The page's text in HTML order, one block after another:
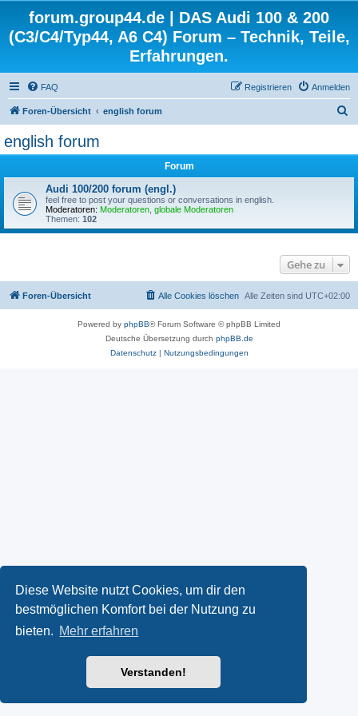
Diese Website nutzt Cookies, um dir den
bestmöglichen Komfort bei der Nutzung zu
bieten. Mehr erfahren
Verstanden!
forum.group44.de | DAS Audi 100 & 200
(C3/C4/Typ44, A6 C4) Forum – Technik, Teile,
Erfahrungen.
FAQ Anmelden
Registrieren
Foren-Übersicht english forum
english forum
Forum
Audi 100/200 forum (engl.)
feel free to post your questions or conversations in english.
Moderatoren: Moderatoren globale Moderatoren
Themen: 102
Gehe zu
Foren-Übersicht Alle Zeiten sind UTC+02:00
Alle Cookies löschen
Powered by phpBB® Forum Software © phpBB Limited
Deutsche Übersetzung durch phpBB.de
Datenschutz| Nutzungsbedingungen